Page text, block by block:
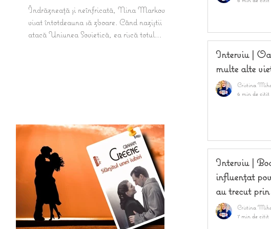
Îndrăzneață și neînfricată, Nina Markova a
visat întotdeauna să zboare. Când naziștii
atacă Uniunea Sovietică, ea riscă totul
Interviu |
multe alte
Cristina
6 min de citit
Interviu |
influențat
au trecut
Cristina
7 min de citit